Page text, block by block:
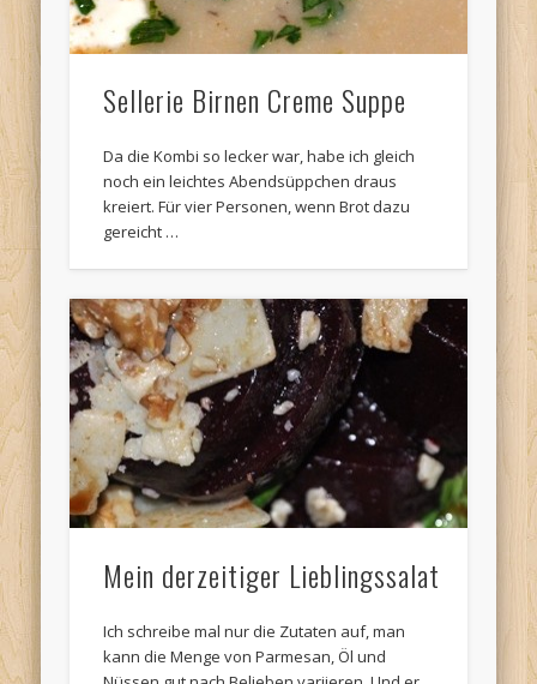
Sellerie Birnen Creme Suppe
Da die Kombi so lecker war, habe ich gleich
noch ein leichtes Abendsüppchen draus
kreiert. Für vier Personen, wenn Brot dazu
gereicht …
Mein derzeitiger Lieblingssalat
Ich schreibe mal nur die Zutaten auf, man
kann die Menge von Parmesan, Öl und